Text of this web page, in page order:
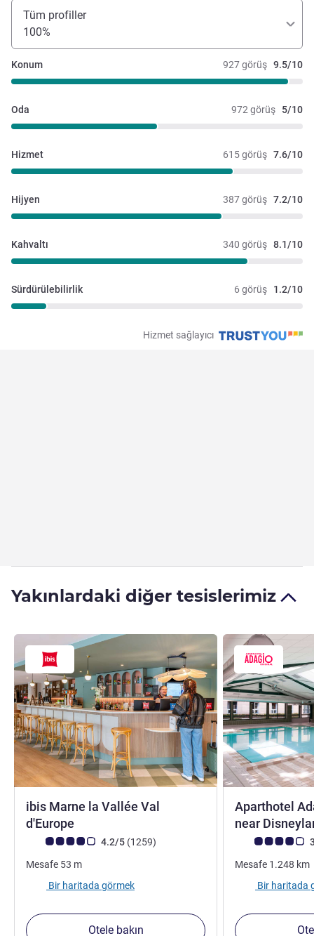
Tüm profiller
100%
927 görüş 9.5/10
Konum
972 görüş 5/10
Oda
615 görüş 7.6/10
Hizmet
387 görüş 7.2/10
Hijyen
340 görüş 8.1/10
Kahvaltı
6 görüş 1.2/10
Sürdürülebilirlik
Hizmet sağlayıcı
Yakınlardaki diğer tesislerimiz
ibis Marne la Vallée Val
d'Europe
Avis müşterileri puanı (ALL Puanlama)
4.2/5 (1259görüş
)
Mesafe 53 m
Bir haritada görmek
Otele bakın
Aparthotel
near
Avis müşterileri
Mesafe 1.248 km
Bir haritada